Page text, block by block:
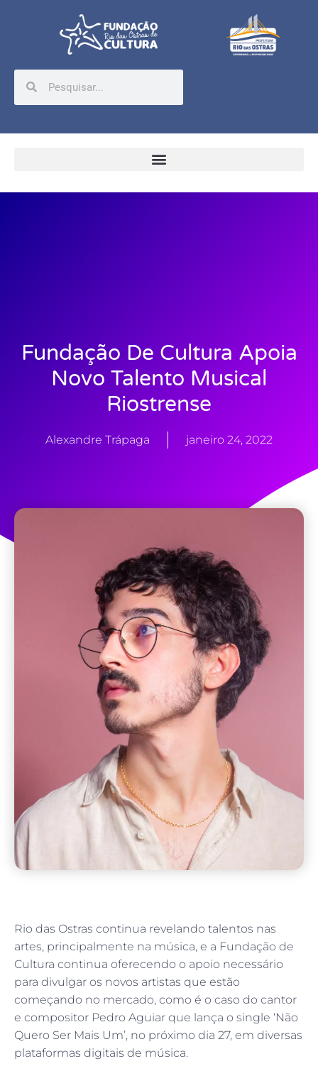
Fundação De Cultura Apoia
Novo Talento Musical
Riostrense
Alexandre Trápaga janeiro 24, 2022
Rio das Ostras continua revelando talentos nas
artes, principalmente na música, e a Fundação de
Cultura continua oferecendo o apoio necessário
para divulgar os novos artistas que estão
começando no mercado, como é o caso do cantor
e compositor Pedro Aguiar que lança o single ‘Não
Quero Ser Mais Um’, no próximo dia 27, em diversas
plataformas digitais de música.